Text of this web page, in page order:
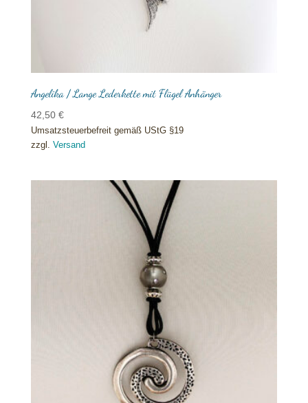
Angelika / Lange Lederkette mit Flügel Anhänger
42,50 €
Umsatzsteuerbefreit gemäß UStG §19
zzgl. Versand